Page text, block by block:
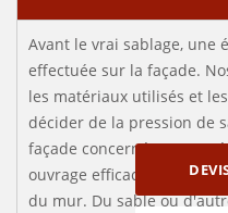
Avant le vrai sablage, une
effectuée sur la façade.
les matériaux utilisés et
décider de la pression de
façade concernée. Cette
ouvrage efficace sans
du mur. Du sable ou